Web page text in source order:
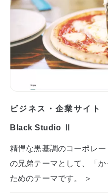
ビジネス・企業サイト
Black Studio Ⅱ
精悍な黒基調のコーポレ
の兄弟テーマとして、「
ためのテーマです。 ＞